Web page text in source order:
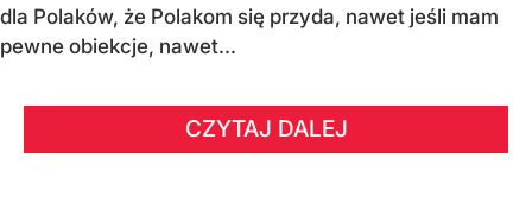
dla Polaków, że Polakom się przyda, nawet jeśli mam
pewne obiekcje, nawet...
CZYTAJ DALEJ